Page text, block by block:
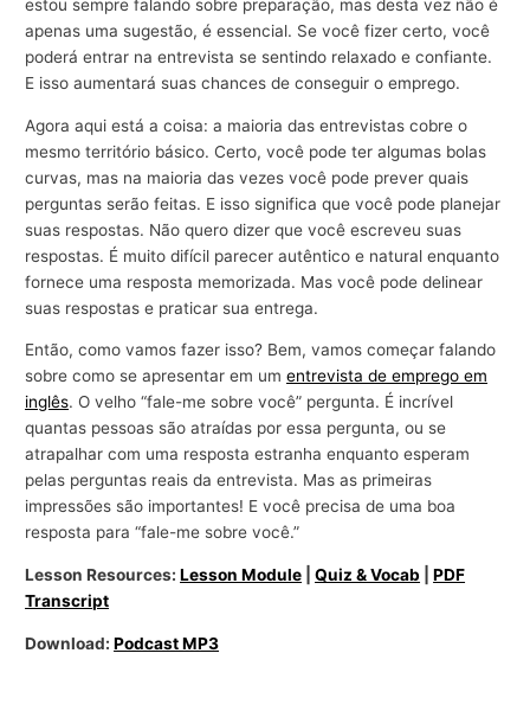
estou sempre falando sobre preparação, mas desta vez não é
apenas uma sugestão, é essencial. Se você fizer certo, você
poderá entrar na entrevista se sentindo relaxado e confiante.
E isso aumentará suas chances de conseguir o emprego.
Agora aqui está a coisa: a maioria das entrevistas cobre o
mesmo território básico. Certo, você pode ter algumas bolas
curvas, mas na maioria das vezes você pode prever quais
perguntas serão feitas. E isso significa que você pode planejar
suas respostas. Não quero dizer que você escreveu suas
respostas. É muito difícil parecer autêntico e natural enquanto
fornece uma resposta memorizada. Mas você pode delinear
suas respostas e praticar sua entrega.
Então, como vamos fazer isso? Bem, vamos começar falando
sobre como se apresentar em umentrevista de emprego em
inglês. O velho “fale-me sobre você” pergunta. É incrível
quantas pessoas são atraídas por essa pergunta, ou se
atrapalhar com uma resposta estranha enquanto esperam
pelas perguntas reais da entrevista. Mas as primeiras
impressões são importantes! E você precisa de uma boa
resposta para “fale-me sobre você.”
Lesson Resources:Lesson Module |Quiz & Vocab |PDF
Transcript
Download:Podcast MP3